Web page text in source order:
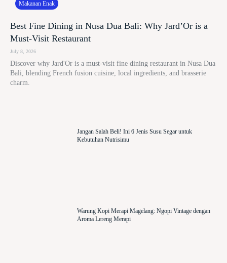
Makanan Enak
Best Fine Dining in Nusa Dua Bali: Why Jard’Or is a
Must-Visit Restaurant
July 8, 2026
Discover why Jard'Or is a must-visit fine dining restaurant in Nusa Dua
Bali, blending French fusion cuisine, local ingredients, and brasserie
charm.
Jangan Salah Beli! Ini 6 Jenis Susu Segar untuk
Kebutuhan Nutrisimu
Warung Kopi Merapi Magelang: Ngopi Vintage dengan
Aroma Lereng Merapi